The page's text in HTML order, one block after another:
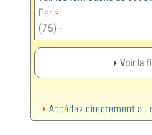
Paris
(75) -
Voir la
Accédez directement